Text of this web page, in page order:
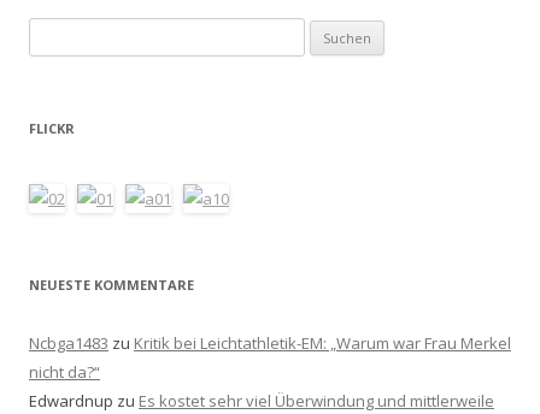
nach:
FLICKR
NEUESTE KOMMENTARE
Ncbga1483 zu Kritik bei Leichtathletik-EM: „Warum war Frau Merkel
nicht da?“
Edwardnup zu Es kostet sehr viel Überwindung und mittlerweile